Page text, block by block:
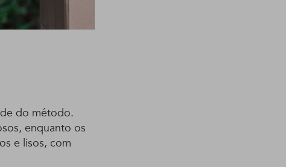
do método.
enquanto os
e lisos, com